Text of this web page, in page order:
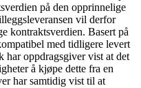
på den opprinnelige
vil derfor
kontraktsverdien. Basert på
med tidligere levert
har oppdragsgiver vist at det
å kjøpe dette fra en
har samtidig vist til at